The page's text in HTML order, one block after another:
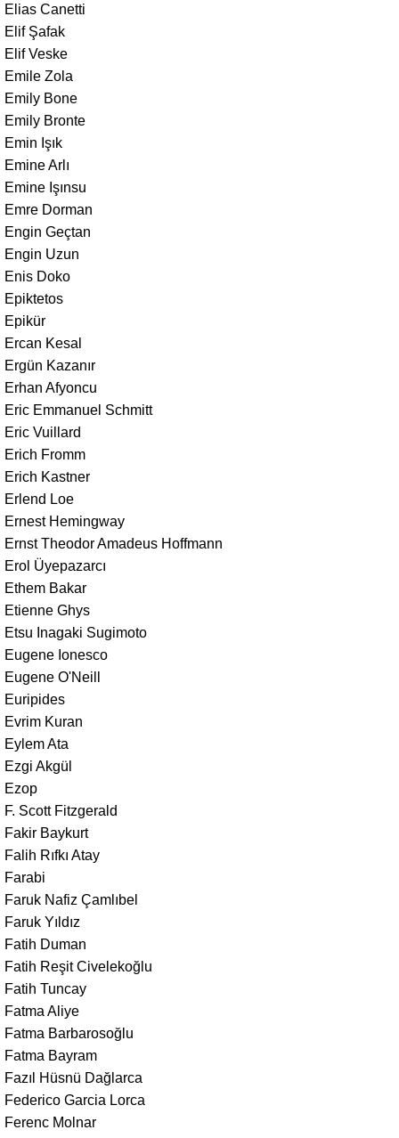
Elias Canetti
Elif Şafak
Elif Veske
Emile Zola
Emily Bone
Emily Bronte
Emin Işık
Emine Arlı
Emine Işınsu
Emre Dorman
Engin Geçtan
Engin Uzun
Enis Doko
Epiktetos
Epikür
Ercan Kesal
Ergün Kazanır
Erhan Afyoncu
Eric Emmanuel Schmitt
Eric Vuillard
Erich Fromm
Erich Kastner
Erlend Loe
Ernest Hemingway
Ernst Theodor Amadeus Hoffmann
Erol Üyepazarcı
Ethem Bakar
Etienne Ghys
Etsu Inagaki Sugimoto
Eugene Ionesco
Eugene O'Neill
Euripides
Evrim Kuran
Eylem Ata
Ezgi Akgül
Ezop
F. Scott Fitzgerald
Fakir Baykurt
Falih Rıfkı Atay
Farabi
Faruk Nafiz Çamlıbel
Faruk Yıldız
Fatih Duman
Fatih Reşit Civelekoğlu
Fatih Tuncay
Fatma Aliye
Fatma Barbarosoğlu
Fatma Bayram
Fazıl Hüsnü Dağlarca
Federico Garcia Lorca
Ferenc Molnar